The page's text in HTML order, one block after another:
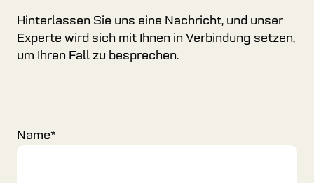
Hinterlassen Sie uns eine Nachricht, und unser
Experte wird sich mit Ihnen in Verbindung setzen,
um Ihren Fall zu besprechen.
Name*